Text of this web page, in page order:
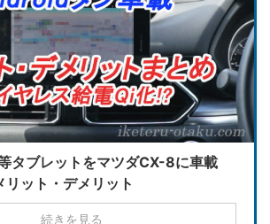
タブレットをマツダCX-8に車載
リット・デメリット
続きを見る